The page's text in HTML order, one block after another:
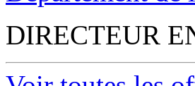
DIRECTEUR